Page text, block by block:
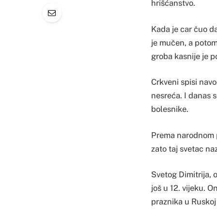
hrišćanstvo.
Kada je car čuo
je mučen, a
groba kasnije je
Crkveni spisi
nesreća. I danas
bolesnike.
Prema
zato taj svetac
Svetog Dimitrija,
još u 12. vijeku.
praznika u